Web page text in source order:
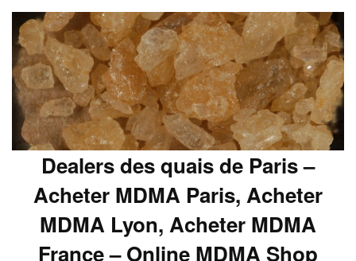
Dealers des quais de Paris –
Acheter MDMA Paris, Acheter
MDMA Lyon, Acheter MDMA
France – Online MDMA Shop